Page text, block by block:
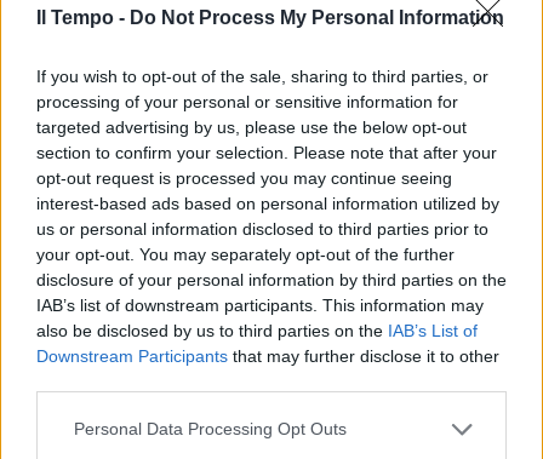
Il Tempo - Do Not Process My Personal Information
If you wish to opt-out of the sale, sharing to third parties, or
processing of your personal or sensitive information for
targeted advertising by us, please use the below opt-out
section to confirm your selection. Please note that after your
opt-out request is processed you may continue seeing
interest-based ads based on personal information utilized by
us or personal information disclosed to third parties prior to
your opt-out. You may separately opt-out of the further
disclosure of your personal information by third parties on the
IAB’s list of downstream participants. This information may
also be disclosed by us to third parties on the IAB’s List of
Downstream Participants that may further disclose it to other
Personal Data Processing Opt Outs
l'anno, per ripartire alla grande
in quello successivo.
23/12/2012
Da un lato c'è la ragion di Stato,
dall'altra il legittimo orgoglio di
chi, nel bene e nel male, ha
tenuto tra le mani i fili del
potere per quasi vent'anni.